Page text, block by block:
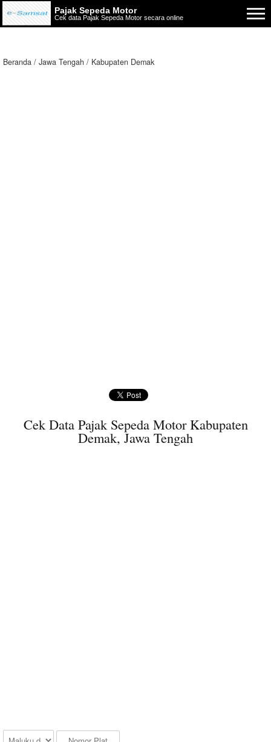
Pajak Sepeda Motor
Cek data Pajak Sepeda Motor secara online
Beranda Jawa Tengah Kabupaten Demak
Cek Data Pajak Sepeda Motor Kabupaten
Demak, Jawa Tengah